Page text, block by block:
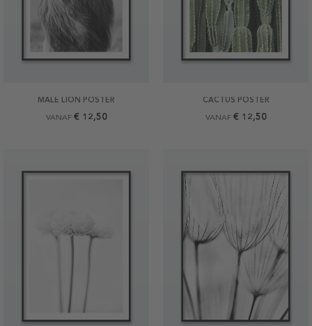
MALE LION POSTER
VANAF € 12,50
CACTUS POSTER
VANAF € 12,50